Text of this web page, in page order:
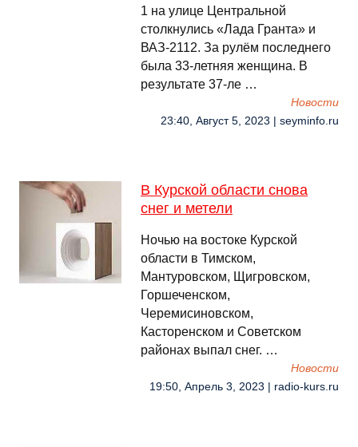
1 на улице Центральной
столкнулись «Лада Гранта» и
ВАЗ-2112. За рулём последнего
была 33-летняя женщина. В
результате 37-ле …
Новости
23:40, Август 5, 2023 | seyminfo.ru
В Курской области снова
снег и метели
Ночью на востоке Курской
области в Тимском,
Мантуровском, Щигровском,
Горшеченском,
Черемисиновском,
Касторенском и Советском
районах выпал снег. …
Новости
19:50, Апрель 3, 2023 | radio-kurs.ru